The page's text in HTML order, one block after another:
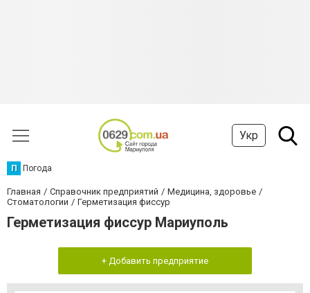
Укр
П Погода
Главная Справочник предприятий
Медицина, здоровье
Стоматологии
Герметизация фиссур
Герметизация фиссур Мариуполь
+ Добавить предприятие